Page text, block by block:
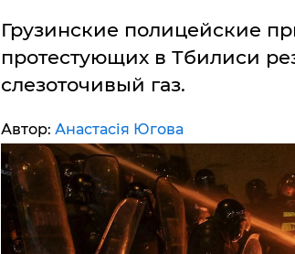
Грузинские полицейские
протестующих в Тбилиси
слезоточивый газ.
Автор: Анастасія Югова